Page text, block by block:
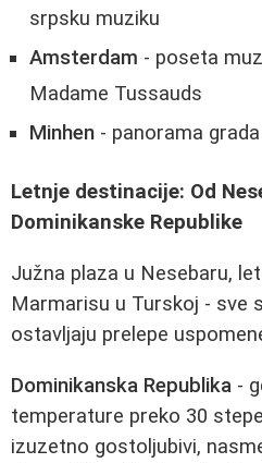
srpsku muziku
Amsterdam - poseta
Madame Tussauds
Minhen - panorama
Letnje destinacije: Od
Dominikanske Republike
Južna plaza u Nesebaru,
Marmarisu u Turskoj - sve
ostavljaju prelepe
Dominikanska Republika -
temperature preko 30
izuzetno gostoljubivi,